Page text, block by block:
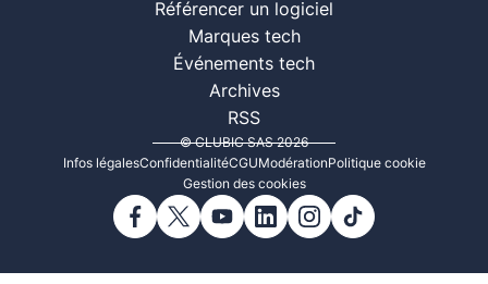
Référencer un logiciel
Marques tech
Événements tech
Archives
RSS
© CLUBIC SAS 2026
Infos légalesConfidentialitéCGUModérationPolitique cookie
Gestion des cookies